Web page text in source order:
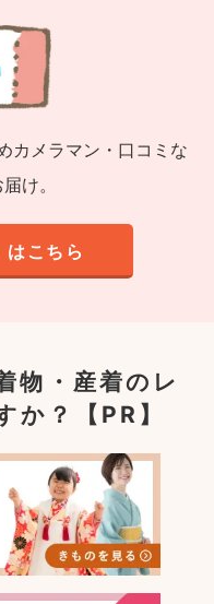
カメラマン・口コミな
け。
はこちら
物・産着のレ
か？【PR】